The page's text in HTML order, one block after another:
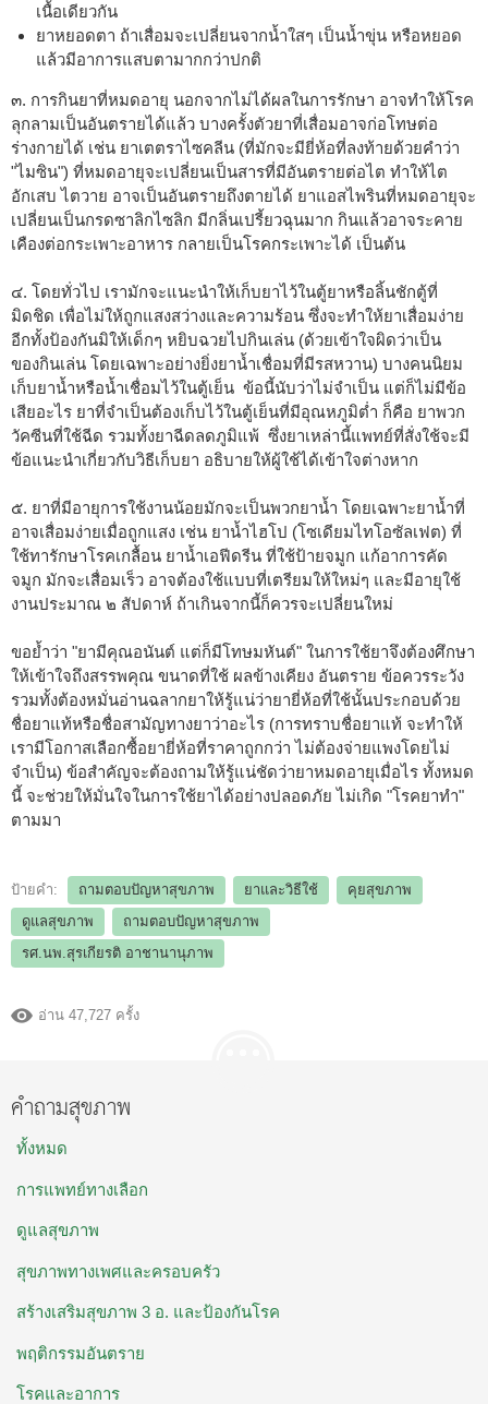
เนื้อเดียวกัน
ยาหยอดตา ถ้าเสื่อมจะเปลี่ยนจากน้ำใสๆ เป็นน้ำขุ่น หรือหยอด
แล้วมีอาการแสบตามากกว่าปกติ
๓. การกินยาที่หมดอายุ นอกจากไม่ได้ผลในการรักษา อาจทำให้โรค
ลุกลามเป็นอันตรายได้แล้ว บางครั้งตัวยาที่เสื่อมอาจก่อโทษต่อ
ร่างกายได้ เช่น ยาเตตราไซคลีน (ที่มักจะมียี่ห้อที่ลงท้ายด้วยคำว่า
"ไมซิน") ที่หมดอายุจะเปลี่ยนเป็นสารที่มีอันตรายต่อไต ทำให้ไต
อักเสบ ไตวาย อาจเป็นอันตรายถึงตายได้ ยาแอสไพรินที่หมดอายุจะ
เปลี่ยนเป็นกรดซาลิกไซลิก มีกลิ่นเปรี้ยวฉุนมาก กินแล้วอาจระคาย
เคืองต่อกระเพาะอาหาร กลายเป็นโรคกระเพาะได้ เป็นต้น
๔. โดยทั่วไป เรามักจะแนะนำให้เก็บยาไว้ในตู้ยาหรือลิ้นชักตู้ที่
มิดชิด เพื่อไม่ให้ถูกแสงสว่างและความร้อน ซึ่งจะทำให้ยาเสื่อมง่าย
อีกทั้งป้องกันมิให้เด็กๆ หยิบฉวยไปกินเล่น (ด้วยเข้าใจผิดว่าเป็น
ของกินเล่น โดยเฉพาะอย่างยิ่งยาน้ำเชื่อมที่มีรสหวาน) บางคนนิยม
เก็บยาน้ำหรือน้ำเชื่อมไว้ในตู้เย็น ข้อนี้นับว่าไม่จำเป็น แต่ก็ไม่มีข้อ
เสียอะไร ยาที่จำเป็นต้องเก็บไว้ในตู้เย็นที่มีอุณหภูมิต่ำ ก็คือ ยาพวก
วัคซีนที่ใช้ฉีด รวมทั้งยาฉีดลดภูมิแพ้ ซึ่งยาเหล่านี้แพทย์ที่สั่งใช้จะมี
ข้อแนะนำเกี่ยวกับวิธีเก็บยา อธิบายให้ผู้ใช้ได้เข้าใจต่างหาก
๕. ยาที่มีอายุการใช้งานน้อยมักจะเป็นพวกยาน้ำ โดยเฉพาะยาน้ำที่
อาจเสื่อมง่ายเมื่อถูกแสง เช่น ยาน้ำไฮโป (โซเดียมไทโอซัลเฟต) ที่
ใช้ทารักษาโรคเกลื้อน ยาน้ำเอฟีดรีน ที่ใช้ป้ายจมูก แก้อาการคัด
จมูก มักจะเสื่อมเร็ว อาจต้องใช้แบบที่เตรียมให้ใหม่ๆ และมีอายุใช้
งานประมาณ ๒ สัปดาห์ ถ้าเกินจากนี้ก็ควรจะเปลี่ยนใหม่
ขอย้ำว่า "ยามีคุณอนันต์ แต่ก็มีโทษมหันต์" ในการใช้ยาจึงต้องศึกษา
ให้เข้าใจถึงสรรพคุณ ขนาดที่ใช้ ผลข้างเคียง อันตราย ข้อควรระวัง
รวมทั้งต้องหมั่นอ่านฉลากยาให้รู้แน่ว่ายายี่ห้อที่ใช้นั้นประกอบด้วย
ชื่อยาแท้หรือชื่อสามัญทางยาว่าอะไร (การทราบชื่อยาแท้ จะทำให้
เรามีโอกาสเลือกซื้อยายี่ห้อที่ราคาถูกกว่า ไม่ต้องจ่ายแพงโดยไม่
จำเป็น) ข้อสำคัญจะต้องถามให้รู้แน่ชัดว่ายาหมดอายุเมื่อไร ทั้งหมด
นี้ จะช่วยให้มั่นใจในการใช้ยาได้อย่างปลอดภัย ไม่เกิด "โรคยาทำ"
ตามมา
ป้ายคำ: ถามตอบปัญหาสุขภาพ ยาและวิธีใช้
คุยสุขภาพ
ดูแลสุขภาพ
ถามตอบปัญหาสุขภาพ
รศ.นพ.สุรเกียรติ อาชานานุภาพ
อ่าน 47,727 ครั้ง
คำถามสุขภาพ
ทั้งหมด
การแพทย์ทางเลือก
ดูแลสุขภาพ
สุขภาพทางเพศและครอบครัว
สร้างเสริมสุขภาพ 3 อ. และป้องกันโรค
พฤติกรรมอันตราย
โรคและอาการ